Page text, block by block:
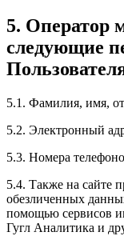
5. Оператор
следующие
5.1. Фамилия, имя,
5.2. Электронный
5.3. Номера
5.4. Также на сайте
обезличенных
помощью сервисов
Гугл Аналитика и